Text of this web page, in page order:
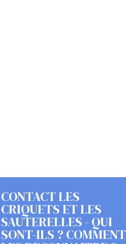
CONTACT LES
CRIQUETS ET LES
SAUTERELLES - QUI
SONT-ILS ? COMMENT